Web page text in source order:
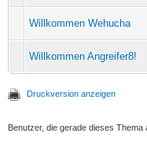
Willkommen Wehucha
Willkommen Angreifer8!
Druckversion anzeigen
Benutzer, die gerade dieses